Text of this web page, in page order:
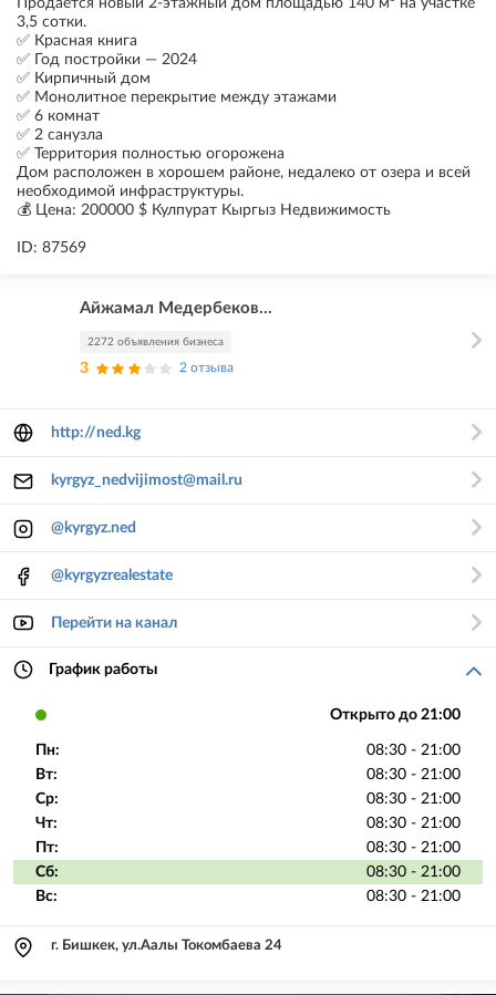
Продаётся новый 2-этажный дом площадью 140 м² на участке
3,5 сотки.
✅ Красная книга
✅ Год постройки — 2024
✅ Кирпичный дом
✅ Монолитное перекрытие между этажами
✅ 6 комнат
✅ 2 санузла
✅ Территория полностью огорожена
Дом расположен в хорошем районе, недалеко от озера и всей
необходимой инфраструктуры.
💰 Цена: 200000 $ Кулпурат Кыргыз Недвижимость
ID: 87569
Айжамал Медербеков...
2272 объявления бизнеса
3 2 отзыва
http://ned.kg
kyrgyz_nedvijimost@mail.ru
@kyrgyz.ned
@kyrgyzrealestate
Перейти на канал
График работы
Открыто до 21:00
Пн:
08:30 - 21:00
Вт:
08:30 - 21:00
Ср:
08:30 - 21:00
Чт:
08:30 - 21:00
Пт:
08:30 - 21:00
Сб:
08:30 - 21:00
Вс:
08:30 - 21:00
г. Бишкек, ул.Аалы Токомбаева 24